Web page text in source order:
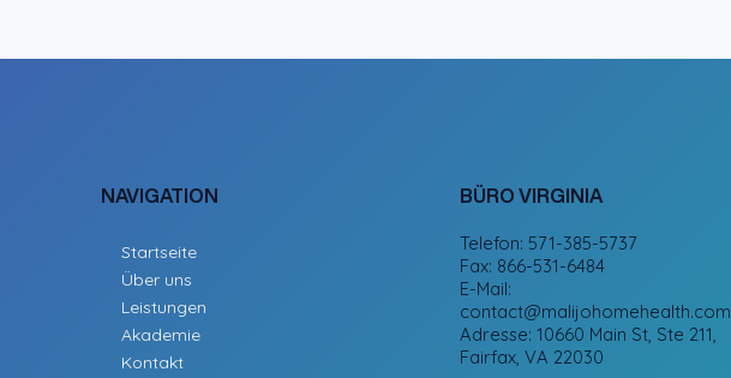
NAVIGATION
Startseite
Über uns
Leistungen
Akademie
Kontakt
BÜRO VIRGINIA
Telefon: 571-385-5737
Fax: 866-531-6484
E-Mail:
contact@malijohomehealth.com
Adresse: 10660 Main St, Ste 211,
Fairfax, VA 22030